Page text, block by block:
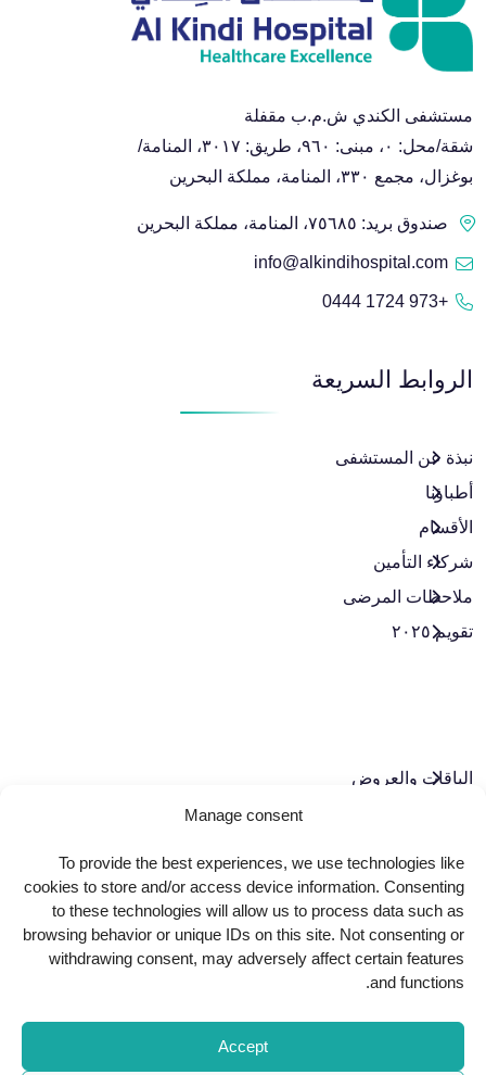
Manage consent
To provide the best experiences, we use technologies like
cookies to store and/or access device information. Consenting
to these technologies will allow us to process data such as
browsing behavior or unique IDs on this site. Not consenting or
withdrawing consent, may adversely affect certain features
and functions.
Accept
مستشفى الكندي ش.م.ب مقفلة
شقة/محل: ٠، مبنى: ٩٦٠، طريق: ٣٠١٧، المنامة/
بوغزال، مجمع ٣٣٠، المنامة، مملكة البحرين
صندوق بريد: ٧٥٦٨٥، المنامة، مملكة البحرين
info@alkindihospital.com
+973 1724 0444
الروابط السريعة
نبذة عن المستشفى
أطباؤنا
الأقسام
شركاء التأمين
ملاحظات المرضى
تقويم ٢٠٢٥
الباقات والعروض​
تواصل معنا
سياسة الخصوصية
حوكمة الشركات
لنبقَ على تواصل